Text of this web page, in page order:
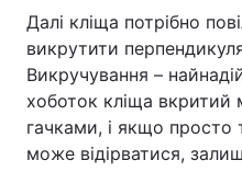
Далі кліща потрібно
викрутити
Викручування –
хоботок кліща вкритий
гачками, і якщо просто
може відірватися,